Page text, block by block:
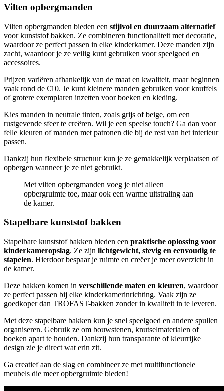
Vilten opbergmanden
Vilten opbergmanden bieden een stijlvol en duurzaam alternatief
voor kunststof bakken. Ze combineren functionaliteit met decoratie,
waardoor ze perfect passen in elke kinderkamer. Deze manden zijn
zacht, waardoor je ze veilig kunt gebruiken voor speelgoed en
accessoires.
Prijzen variëren afhankelijk van de maat en kwaliteit, maar beginnen
vaak rond de €10. Je kunt kleinere manden gebruiken voor knuffels
of grotere exemplaren inzetten voor boeken en kleding.
Kies manden in neutrale tinten, zoals grijs of beige, om een
rustgevende sfeer te creëren. Wil je een speelse touch? Ga dan voor
felle kleuren of manden met patronen die bij de rest van het interieur
passen.
Dankzij hun flexibele structuur kun je ze gemakkelijk verplaatsen of
opbergen wanneer je ze niet gebruikt.
Met vilten opbergmanden voeg je niet alleen
opbergruimte toe, maar ook een warme uitstraling aan
de kamer.
Stapelbare kunststof bakken
Stapelbare kunststof bakken bieden een praktische oplossing voor
kinderkameropslag. Ze zijn lichtgewicht, stevig en eenvoudig te
stapelen. Hierdoor bespaar je ruimte en creëer je meer overzicht in
de kamer.
Deze bakken komen in verschillende maten en kleuren, waardoor
ze perfect passen bij elke kinderkamerinrichting. Vaak zijn ze
goedkoper dan TROFAST-bakken zonder in kwaliteit in te leveren.
Met deze stapelbare bakken kun je snel speelgoed en andere spullen
organiseren. Gebruik ze om bouwstenen, knutselmaterialen of
boeken apart te houden. Dankzij hun transparante of kleurrijke
design zie je direct wat erin zit.
Ga creatief aan de slag en combineer ze met multifunctionele
meubels die meer opbergruimte bieden!